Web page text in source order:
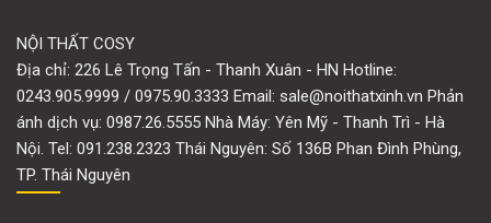
NỘI THẤT COSY
Địa chỉ: 226 Lê Trọng Tấn - Thanh Xuân - HN Hotline:
0243.905.9999 / 0975.90.3333 Email: sale@noithatxinh.vn Phản
ánh dịch vụ: 0987.26.5555 Nhà Máy: Yên Mỹ - Thanh Trì - Hà
Nội. Tel: 091.238.2323 Thái Nguyên: Số 136B Phan Đình Phùng,
TP. Thái Nguyên